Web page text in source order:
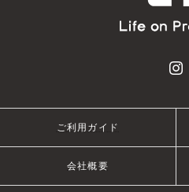
ご利用ガイド
会社概要